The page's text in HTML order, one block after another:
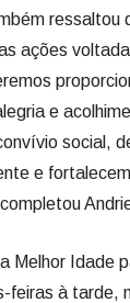
ressaltou
ações
e
social,
e
Melhor Idade
feiras à tarde,